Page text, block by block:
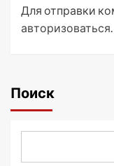
Для отправки
авторизоваться.
Поиск